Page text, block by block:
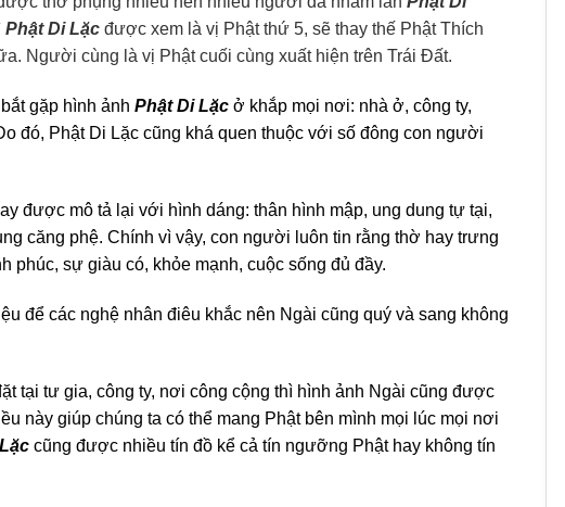
Phật Di Lặc được xem là vị Phật thứ 5, sẽ thay thế Phật Thích
Người cùng là vị Phật cuối cùng xuất hiện trên Trái Đất.
gặp hình ảnh Phật Di Lặc ở khắp mọi nơi: nhà ở, công ty,
đó, Phật Di Lặc cũng khá quen thuộc với số đông con người
được mô tả lại với hình dáng: thân hình mập, ung dung tự tại,
căng phệ. Chính vì vậy, con người luôn tin rằng thờ hay trưng
phúc, sự giàu có, khỏe mạnh, cuộc sống đủ đầy.
để các nghệ nhân điêu khắc nên Ngài cũng quý và sang không
tại tư gia, công ty, nơi công cộng thì hình ảnh Ngài cũng được
này giúp chúng ta có thể mang Phật bên mình mọi lúc mọi nơi
cũng được nhiều tín đồ kể cả tín ngưỡng Phật hay không tín